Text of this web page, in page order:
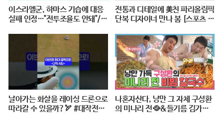
이스라엘군, 하마스 기습에 대응
실패 인정…"전투조율도 안돼"/
전통과 디테일에 美친 파리올림픽
단복 디자이너 만나 봄 [스포츠 탐
날아가는 화살을 레이싱 드론으로
따라갈 수 있을까?🏹 #대작전X1
나혼자산다, 낭만 그 자체 구성환
의 미나리 전🥘&들기름 김가루